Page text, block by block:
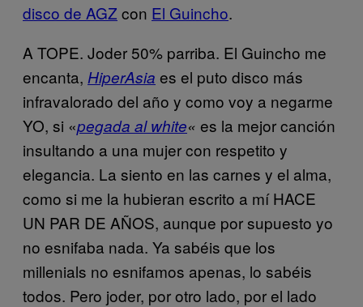
disco de AGZ ​ con El Guincho​.
A TOPE. Joder 50% parriba. El Guincho me
encanta, HiperAsia es el puto disco más
infravalorado del año y como voy a negarme
YO, si «pegada al white« es la mejor canción
insultando a una mujer con respetito y
elegancia. La siento en las carnes y el alma,
como si me la hubieran escrito a mí HACE
UN PAR DE AÑOS, aunque por supuesto yo
no esnifaba nada. Ya sabéis que los
millenials no esnifamos apenas, lo sabéis
todos. Pero joder, por otro lado, por el lado